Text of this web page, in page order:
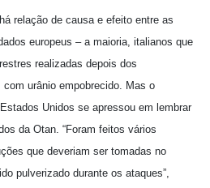
relação de causa e efeito entre as
europeus – a maioria, italianos que
realizadas depois dos
urânio empobrecido. Mas o
Unidos se apressou em lembrar
da Otan. “Foram feitos vários
que deveriam ser tomadas no
pulverizado durante os ataques”,